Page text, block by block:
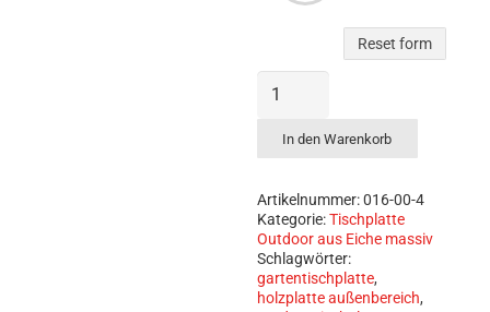
Reset form
Außenbereich
Massive
mit
rustikaler
Baumkante
Menge
In den Warenkorb
Artikelnummer:016-00-4
Kategorie:Tischplatte
Outdoor aus Eiche massiv
Schlagwörter:
gartentischplatte,
holzplatte außenbereich,